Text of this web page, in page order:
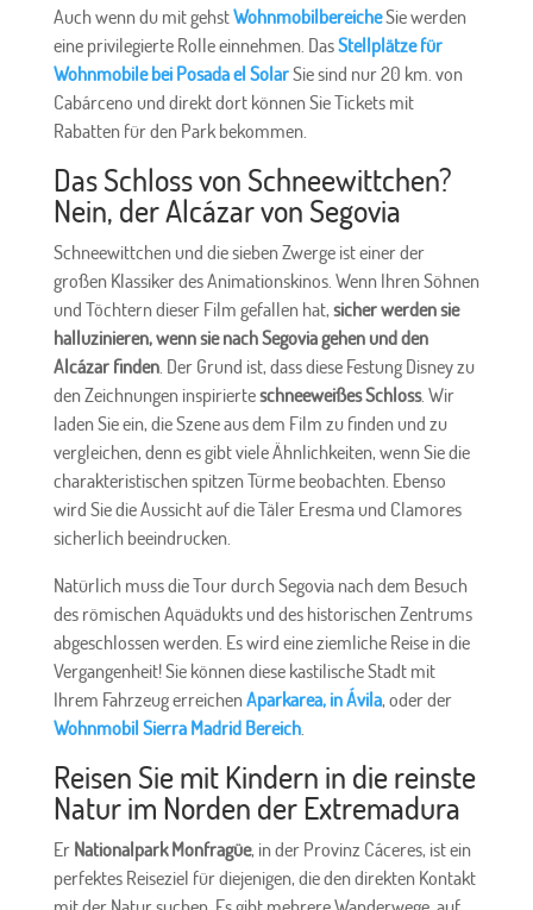
Auch wenn du mit gehstWohnmobilbereicheSie werden
eine privilegierte Rolle einnehmen. DasStellplätze für
Wohnmobile bei Posada el SolarSie sind nur 20 km. von
Cabárceno und direkt dort können Sie Tickets mit
Rabatten für den Park bekommen.
Das Schloss von Schneewittchen?
Nein, der Alcázar von Segovia
Schneewittchen und die sieben Zwerge ist einer der
großen Klassiker des Animationskinos. Wenn Ihren Söhnen
und Töchtern dieser Film gefallen hat, sicher werden sie
halluzinieren, wenn sie nach Segovia gehen und den
Alcázar finden. Der Grund ist, dass diese Festung Disney zu
den Zeichnungen inspirierteschneeweißes Schloss. Wir
laden Sie ein, die Szene aus dem Film zu finden und zu
vergleichen, denn es gibt viele Ähnlichkeiten, wenn Sie die
charakteristischen spitzen Türme beobachten. Ebenso
wird Sie die Aussicht auf die Täler Eresma und Clamores
sicherlich beeindrucken.
Natürlich muss die Tour durch Segovia nach dem Besuch
des römischen Aquädukts und des historischen Zentrums
abgeschlossen werden. Es wird eine ziemliche Reise in die
Vergangenheit! Sie können diese kastilische Stadt mit
Ihrem Fahrzeug erreichenAparkarea, in Ávila, oder der
Wohnmobil Sierra Madrid Bereich.
Reisen Sie mit Kindern in die reinste
Natur im Norden der Extremadura
Er Nationalpark Monfragüe, in der Provinz Cáceres, ist ein
perfektes Reiseziel für diejenigen, die den direkten Kontakt